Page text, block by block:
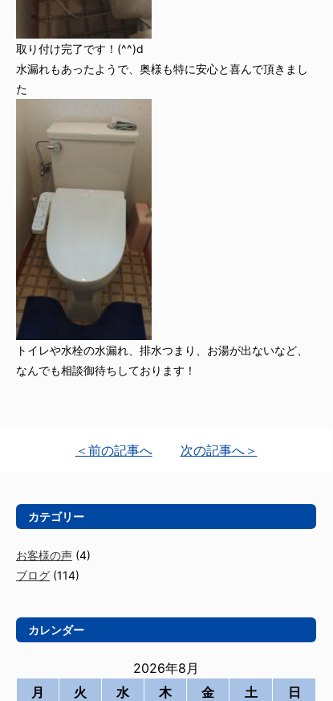
取り付け完了です！(^^)d
水漏れもあったようで、奥様も特に安心と喜んで頂きまし
た
トイレや水栓の水漏れ、排水つまり、お湯が出ないなど、
なんでも相談御待ちしております！
＜前の記事へ 次の記事へ＞
カテゴリー
お客様の声 (4)
ブログ (114)
カレンダー
2026年8月
月
火 水 木 金 土
日